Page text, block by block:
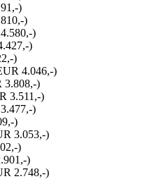
)
)
)
)
)
4.046,-)
3.808,-)
3.511,-)
)
)
3.053,-)
)
)
2.748,-)